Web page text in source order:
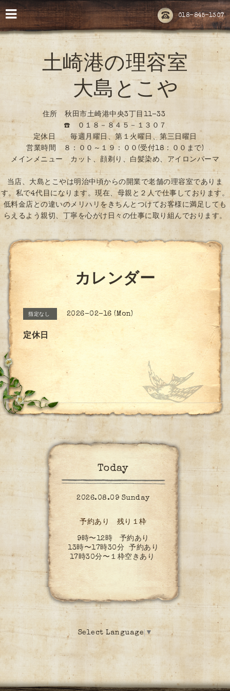
018-845-1307
土崎港の理容室
大島とこや
住所 秋田市土崎港中央3丁目11-33
☎️ ０１８－８４５－１３０７
定休日 毎週月曜日、第１火曜日、第三日曜日
営業時間 ８：００～１９：００(受付18：００まで)
メインメニュー カット、顔剃り、白髪染め、アイロンパーマ
当店、大島とこやは明治中頃からの開業で老舗の理容室でありま
す。私で4代目になります。現在、母親と２人で仕事しております。
低料金店との違いのメリハリをきちんとつけてお客様に満足しても
らえるよう親切、丁寧を心がけ日々の仕事に取り組んでおります。
カレンダー
指定なし 2026-02-16 (Mon)
定休日
Today
2026.08.09 Sunday
予約あり 残り１枠
9時〜12時 予約あり
13時〜17時30分 予約あり
17時30分〜１枠空きあり
Select Language ▼